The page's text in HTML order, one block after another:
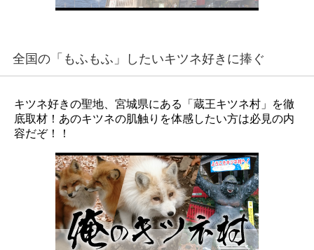
全国の「もふもふ」したいキツネ好きに捧ぐ
キツネ好きの聖地、宮城県にある「蔵王キツネ村」を徹
底取材！あのキツネの肌触りを体感したい方は必見の内
容だぞ！！